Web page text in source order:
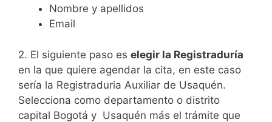
Nombre y apellidos
Email
2. El siguiente paso es elegir la Registraduría
en la que quiere agendar la cita, en este caso
sería la Registraduria Auxiliar de Usaquén.
Selecciona como departamento o distrito
capital Bogotá y Usaquén más el trámite que